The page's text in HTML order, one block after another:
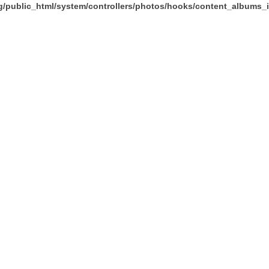
public_html/system/controllers/photos/hooks/